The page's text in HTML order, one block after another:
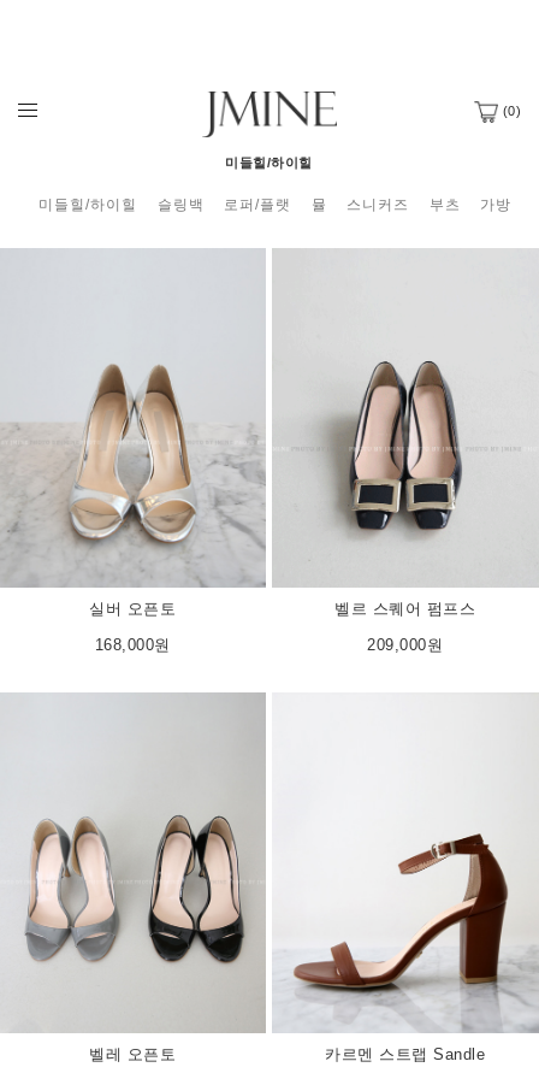
(0)
미들힐/하이힐
미들힐/하이힐 슬링백 로퍼/플랫 뮬 스니커즈 부츠 가방
실버 오픈토
168,000원
벨르 스퀘어 펌프스
209,000원
벨레 오픈토 카르멘 스트랩 Sandle